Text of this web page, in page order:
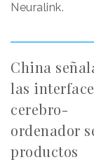
Neuralink.
China
las
cerebro-
ordenador
productos